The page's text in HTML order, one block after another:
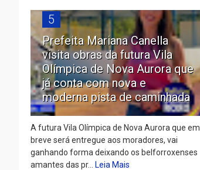
5
Prefeita Mariana Canella
visita obras da futura Vila
Olímpica de Nova Aurora que
já conta com nova e
moderna pista de caminhada
A futura Vila Olímpica de Nova Aurora que em
breve será entregue aos moradores, vai
ganhando forma deixando os belforroxenses
amantes das pr...Leia Mais